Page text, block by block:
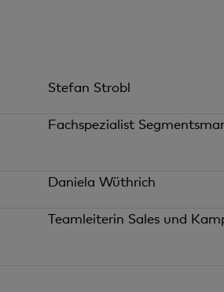
Stefan Strobl
Fachspezialist
Daniela Wüthrich
Teamleiterin Sales und